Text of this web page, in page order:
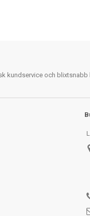
kundservice och